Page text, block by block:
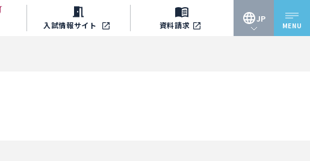
入試情報サイト 資料請求
JP
MENU